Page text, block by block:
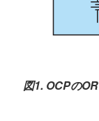
図1. OCPの